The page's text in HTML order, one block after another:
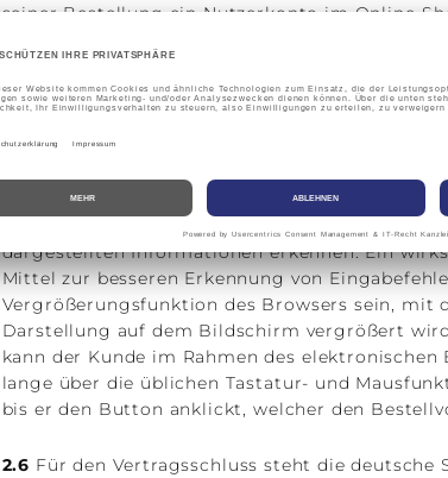
seiner Bestellung ein Nutzerkonto im Online-
passwortgeschütztes Nutzerkonto unter
Login-Daten kostenlos abgerufen werden.
Bestellformular des Verkäufers kann der
Eingabefehler durch aufmerksames Lesen der
dargestellten Informationen erkennen. Ein
Mittel zur besseren Erkennung von
Vergrößerungsfunktion des Browsers sein, mit
Darstellung auf dem Bildschirm vergrößert
kann der Kunde im Rahmen des elektronischen
lange über die üblichen Tastatur- und
bis er den Button anklickt, welcher den
2.6 Für den Vertragsschluss steht die deutsche